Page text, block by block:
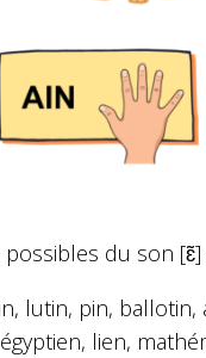
du son [ɛ̃]
lutin, pin,
lien,